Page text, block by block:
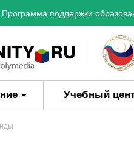
Программа поддержки
Учебный